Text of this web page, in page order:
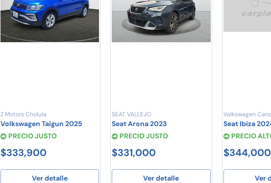
Z Motors Cholula
Volkswagen Taigun 2025
PRECIO JUSTO
$333,900
Ver detalle
SEAT VALLEJO
Seat Arona 2023
PRECIO JUSTO
$331,000
Ver detalle
Volkswagen
Seat Ibiza
PRECIO
$344,000
Ver